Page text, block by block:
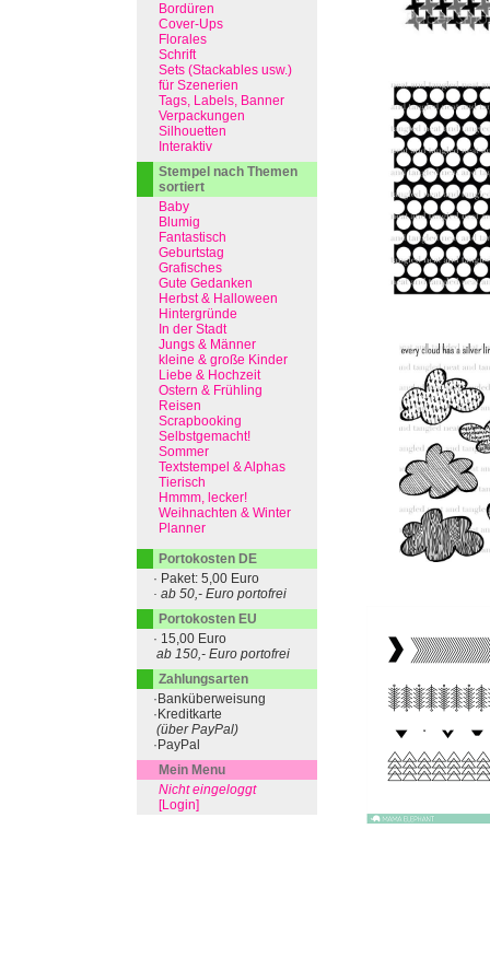
Bordüren
Cover-Ups
Florales
Schrift
Sets (Stackables usw.)
für Szenerien
Tags, Labels, Banner
Verpackungen
Silhouetten
Interaktiv
Stempel nach Themen
sortiert
Baby
Blumig
Fantastisch
Geburtstag
Grafisches
Gute Gedanken
Herbst & Halloween
Hintergründe
In der Stadt
Jungs & Männer
kleine & große Kinder
Liebe & Hochzeit
Ostern & Frühling
Reisen
Scrapbooking
Selbstgemacht!
Sommer
Textstempel & Alphas
Tierisch
Hmmm, lecker!
Weihnachten & Winter
Planner
Portokosten DE
· Paket: 5,00 Euro
· ab 50,- Euro portofrei
Portokosten EU
· 15,00 Euro
ab 150,- Euro portofrei
Zahlungsarten
·Banküberweisung
·Kreditkarte
(über PayPal)
·PayPal
Mein Menu
Nicht eingeloggt
[Login]